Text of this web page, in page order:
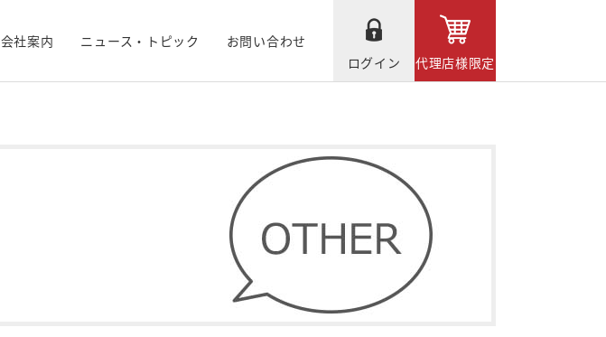
会社案内 ニュース・トピック
お問い合わせ
ログイン
代理店様限定